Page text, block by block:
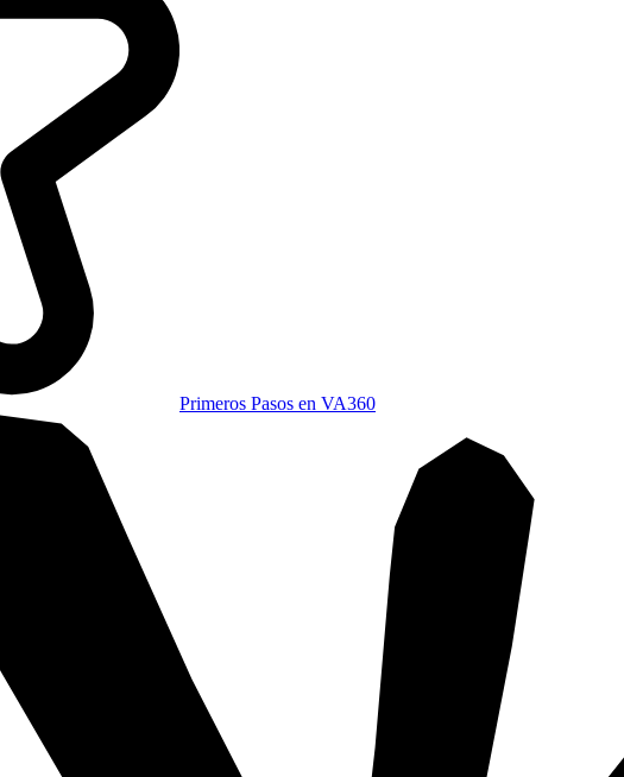
Primeros Pasos en VA360